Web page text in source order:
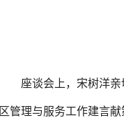
座谈会上，宋树洋
区管理与服务工作建言